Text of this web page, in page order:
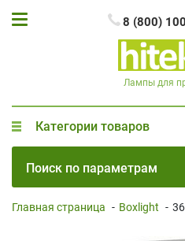
8 (800)
Лампы для
Категории товаров
Поиск по параметрам
Главная страница - Boxlight -